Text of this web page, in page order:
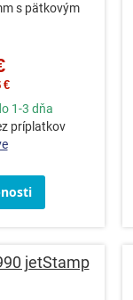
s pätkovým
€
1-3 dňa
príplatkov
jetStamp